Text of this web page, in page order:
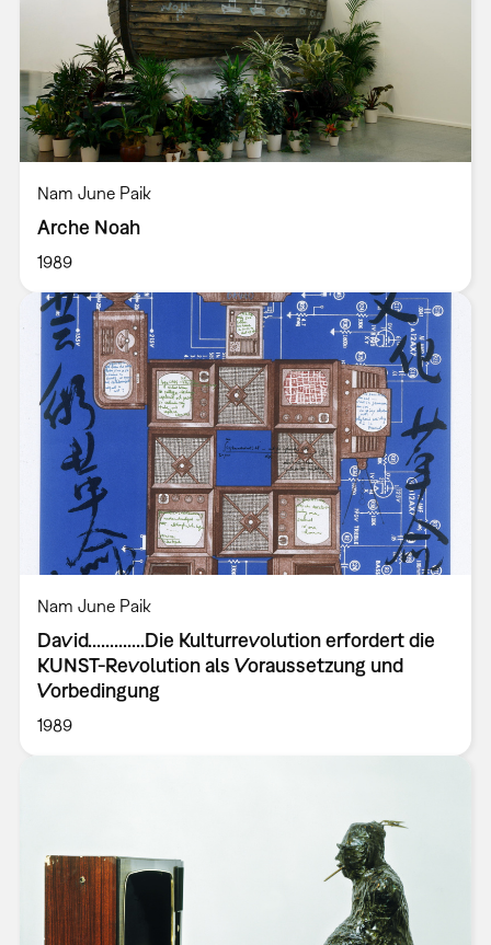
Nam June Paik
Arche Noah
1989
Nam June Paik
David.............Die Kulturrevolution erfordert die
KUNST-Revolution als Voraussetzung und
Vorbedingung
1989